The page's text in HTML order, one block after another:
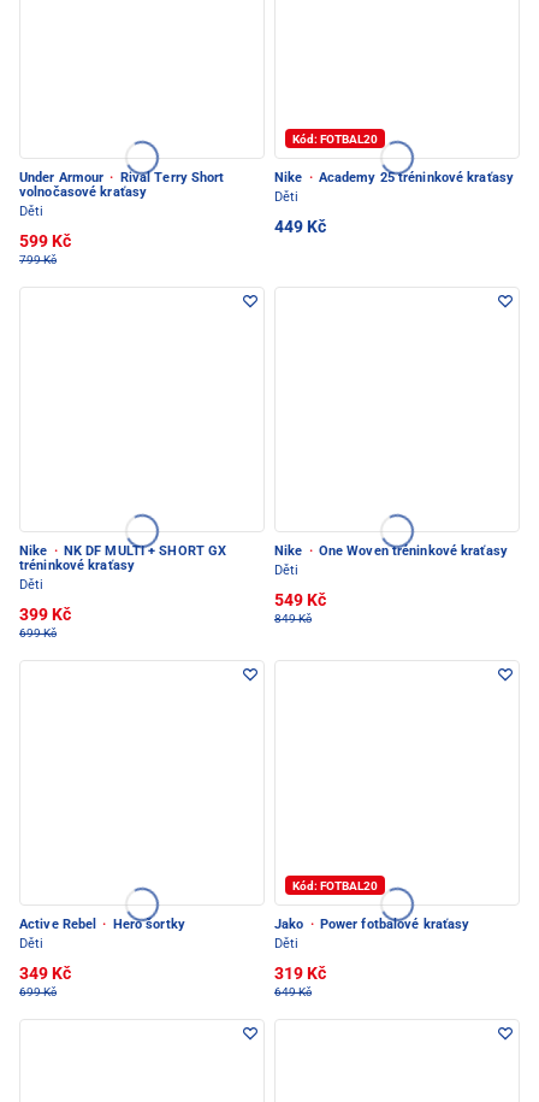
Under Armour ·
Rival Terry Short
volnočasové kraťasy
Děti
599 Kč
799 Kč
Kód: FOTBAL20
Nike · Academy 25 tréninkové kraťasy
Děti
449 Kč
Nike · NK DF MULTI + SHORT GX
tréninkové kraťasy
Děti
399 Kč
699 Kč
Nike · One Woven tréninkové kraťasy
Děti
549 Kč
849 Kč
Active Rebel ·
Hero šortky
Děti
349 Kč
699 Kč
Kód: FOTBAL20
Jako · Power fotbalové kraťasy
Děti
319 Kč
649 Kč